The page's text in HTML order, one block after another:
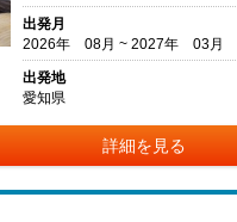
出発月
2026年 08月 ~ 2027年 03月
出発地
愛知県
詳細を見る